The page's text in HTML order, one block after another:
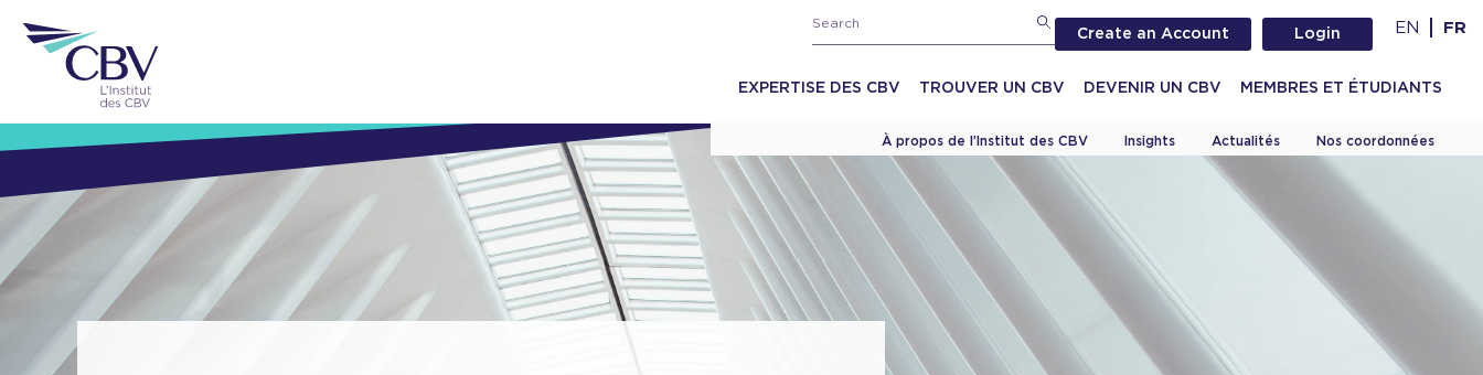
Create an Account Login EN FR
EXPERTISE DES CBV TROUVER UN CBV DEVENIR UN CBV MEMBRES ET ÉTUDIANTS
À propos de l’Institut des CBV Insights Actualités Nos coordonnées